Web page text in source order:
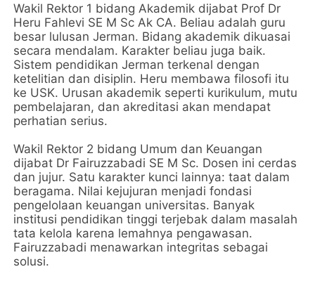
Wakil Rektor 1 bidang Akademik dijabat Prof Dr
Heru Fahlevi SE M Sc Ak CA. Beliau adalah guru
besar lulusan Jerman. Bidang akademik dikuasai
secara mendalam. Karakter beliau juga baik.
Sistem pendidikan Jerman terkenal dengan
ketelitian dan disiplin. Heru membawa filosofi itu
ke USK. Urusan akademik seperti kurikulum, mutu
pembelajaran, dan akreditasi akan mendapat
perhatian serius.
Wakil Rektor 2 bidang Umum dan Keuangan
dijabat Dr Fairuzzabadi SE M Sc. Dosen ini cerdas
dan jujur. Satu karakter kunci lainnya: taat dalam
beragama. Nilai kejujuran menjadi fondasi
pengelolaan keuangan universitas. Banyak
institusi pendidikan tinggi terjebak dalam masalah
tata kelola karena lemahnya pengawasan.
Fairuzzabadi menawarkan integritas sebagai
solusi.